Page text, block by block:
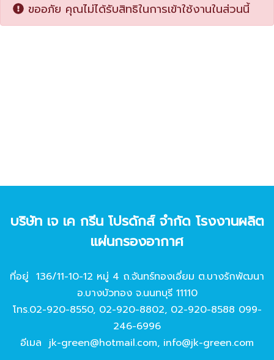
ขออภัย คุณไม่ได้รับสิทธิในการเข้าใช้งานในส่วนนี้
บริษัท เจ เค กรีน โปรดักส์ จํากัด โรงงานผลิต
แผ่นกรองอากาศ
ที่อยู่ 136/11-10-12 หมู่ 4 ถ.จันทร์ทองเอี่ยม ต.บางรักพัฒนา
อ.บางบัวทอง จ.นนทบุรี 11110
โทร.02-920-8550, 02-920-8802, 02-920-8588 099-
246-6996
อีเมล jk-green@hotmail.com, info@jk-green.com